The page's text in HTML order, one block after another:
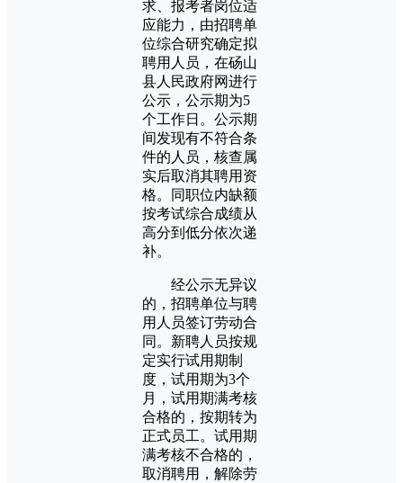
求、报考者岗位适
应能力，由招聘单
位综合研究确定拟
聘用人员，在砀山
县人民政府网进行
公示，公示期为5
个工作日。公示期
间发现有不符合条
件的人员，核查属
实后取消其聘用资
格。同职位内缺额
按考试综合成绩从
高分到低分依次递
补。
经公示无异议
的，招聘单位与聘
用人员签订劳动合
同。新聘人员按规
定实行试用期制
度，试用期为3个
月，试用期满考核
合格的，按期转为
正式员工。试用期
满考核不合格的，
取消聘用，解除劳